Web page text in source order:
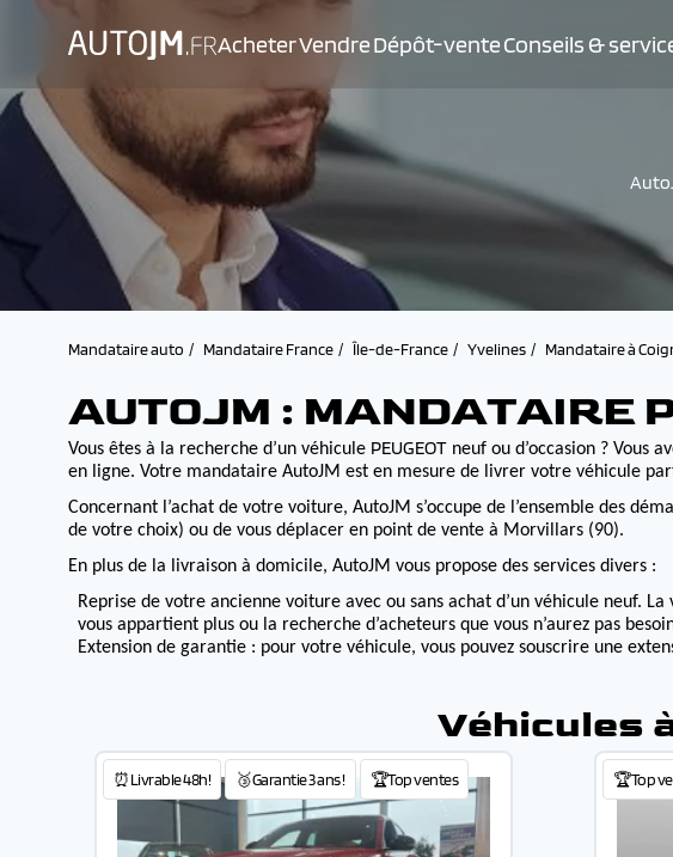
AcheterVendreDépôt-venteConseils &
Mandataire auto Mandataire France Île-de-France Yvelines Mandataire à
AUTOJM : MANDATAIRE
Vous êtes à la recherche d’un véhicule PEUGEOT neuf ou d’occasion ? Vous
en ligne. Votre mandataire AutoJM est en mesure de livrer votre véhicule
Concernant l’achat de votre voiture, AutoJM s’occupe de l’ensemble des
de votre choix) ou de vous déplacer en point de vente à Morvillars (90).
En plus de la livraison à domicile, AutoJM vous propose des services divers :
Reprise de votre ancienne voiture avec ou sans achat d’un véhicule neuf.
vous appartient plus ou la recherche d’acheteurs que vous n’aurez pas
Extension de garantie : pour votre véhicule, vous pouvez souscrire une
Véhicules
⏰Livrable 48h! 🥉Garantie 3 ans ! 🏆Top ventes 🏆Top